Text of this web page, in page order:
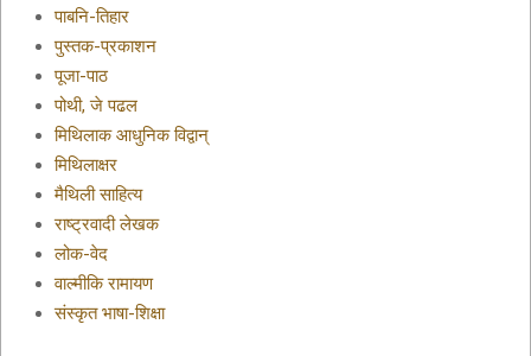
पाबनि-तिहार
पुस्तक-प्रकाशन
पूजा-पाठ
पोथी, जे पढल
मिथिलाक आधुनिक विद्वान्
मिथिलाक्षर
मैथिली साहित्य
राष्ट्रवादी लेखक
लोक-वेद
वाल्मीकि रामायण
संस्कृत भाषा-शिक्षा